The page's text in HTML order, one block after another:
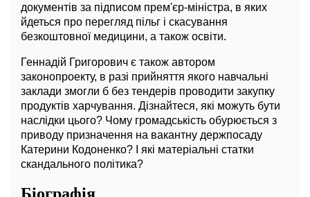
документів за підписом прем'єр-міністра, в яких
йдеться про перегляд пільг і скасування
безкоштовної медицини, а також освіти.
Геннадій Григорович є також автором
законопроекту, в разі прийняття якого навчальні
заклади змогли б без тендерів проводити закупку
продуктів харчування. Дізнайтеся, які можуть бути
наслідки цього? Чому громадськість обурюється з
приводу призначення на вакантну держпосаду
Катерини Кодоненко? І які матеріальні статки
скандального політика?